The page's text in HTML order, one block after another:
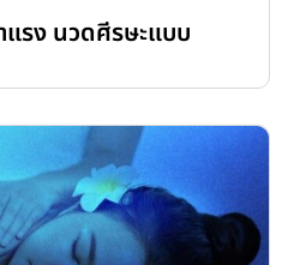
รง นวดศีรษะแบบ